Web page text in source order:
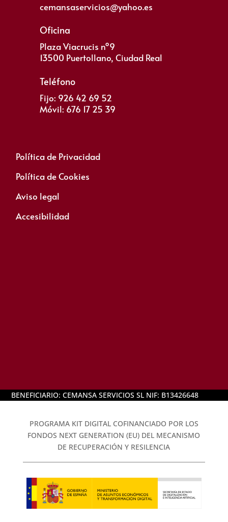
cemansaservicios@yahoo.es
Oficina
Plaza Viacrucis nº9
13500 Puertollano, Ciudad Real
Teléfono
Fijo: 926 42 69 52
Móvil: 676 17 25 39
Política de Privacidad
Política de Cookies
Aviso legal
Accesibilidad
BENEFICIARIO: CEMANSA SERVICIOS SL NIF: B13426648
PROGRAMA KIT DIGITAL COFINANCIADO POR LOS
FONDOS NEXT GENERATION (EU) DEL MECANISMO
DE RECUPERACIÓN Y RESILENCIA